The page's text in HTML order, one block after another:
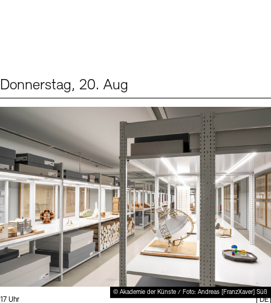
Donnerstag, 20. Aug
© Akademie der Künste / Foto: Andreas [FranzXaver] Süß
Uhrzeit:
17 Uhr
DE